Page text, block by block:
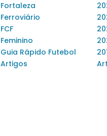
Fortaleza
Ferroviário
FCF
Feminino
Guia Rápido Futebol
Artigos